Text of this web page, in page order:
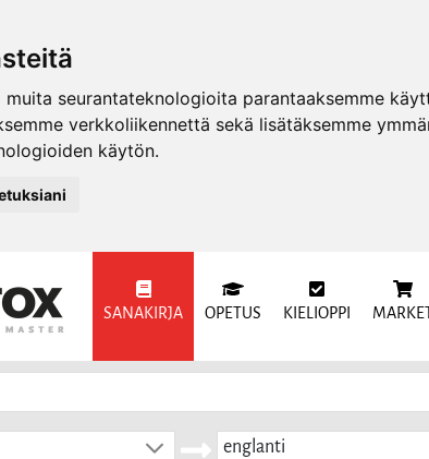
muita seurantateknologioita parantaaksemme
verkkoliikennettä sekä lisätäksemme
käytön.
SANAKIRJA OPETUS KIELIOPPI
englanti